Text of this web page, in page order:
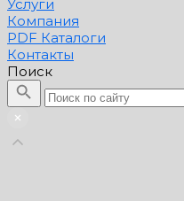
Услуги
Компания
PDF Каталоги
Контакты
Поиск